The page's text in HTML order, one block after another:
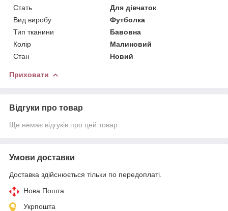
Стать
Для дівчаток
Вид виробу
Футболка
Тип тканини
Бавовна
Колір
Малиновий
Стан
Новий
Приховати
Відгуки про товар
Ще немає відгуків про цей товар
Умови доставки
Доставка здійснюється тільки по передоплаті.
Нова Пошта
Укрпошта